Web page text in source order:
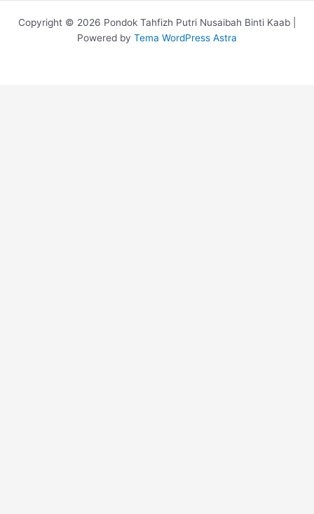
Copyright © 2026 Pondok Tahfizh Putri Nusaibah Binti Kaab |
Powered by Tema WordPress Astra